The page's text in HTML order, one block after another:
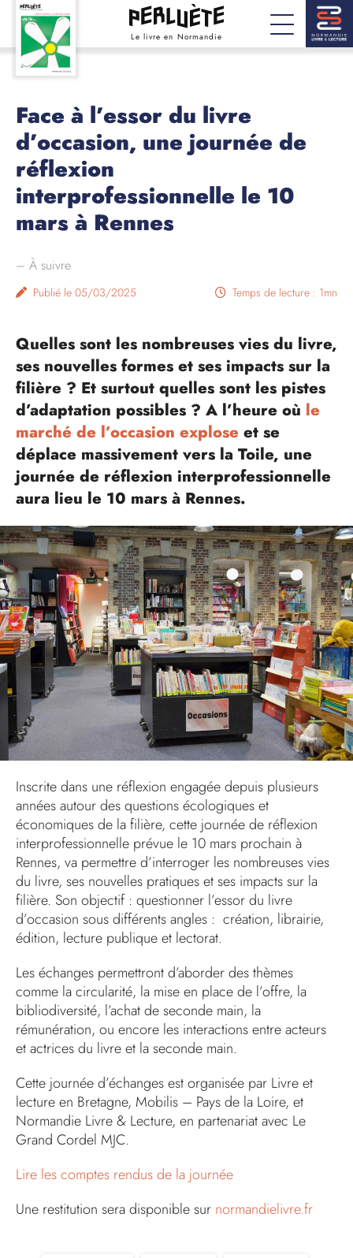
Le livre en Normandie
Face à l’essor du livre
d’occasion, une journée de
réflexion
interprofessionnelle le 10
mars à Rennes
– À suivre
Publié le 05/03/2025 Temps de lecture : 1mn
Quelles sont les nombreuses vies du livre,
ses nouvelles formes et ses impacts sur la
filière ? Et surtout quelles sont les pistes
d’adaptation possibles ? A l’heure où le
marché de l’occasion explose et se
déplace massivement vers la Toile, une
journée de réflexion interprofessionnelle
aura lieu le 10 mars à Rennes.
Inscrite dans une réflexion engagée depuis plusieurs
années autour des questions écologiques et
économiques de la filière, cette journée de réflexion
interprofessionnelle prévue le 10 mars prochain à
Rennes, va permettre d’interroger les nombreuses vies
du livre, ses nouvelles pratiques et ses impacts sur la
filière. Son objectif : questionner l’essor du livre
d’occasion sous différents angles : création, librairie,
édition, lecture publique et lectorat.
Les échanges permettront d’aborder des thèmes
comme la circularité, la mise en place de l’offre, la
bibliodiversité, l’achat de seconde main, la
rémunération, ou encore les interactions entre acteurs
et actrices du livre et la seconde main.
Cette journée d’échanges est organisée par Livre et
lecture en Bretagne, Mobilis – Pays de la Loire, et
Normandie Livre & Lecture, en partenariat avec Le
Grand Cordel MJC.
Lire les comptes rendus de la journée
Une restitution sera disponible sur normandielivre.fr